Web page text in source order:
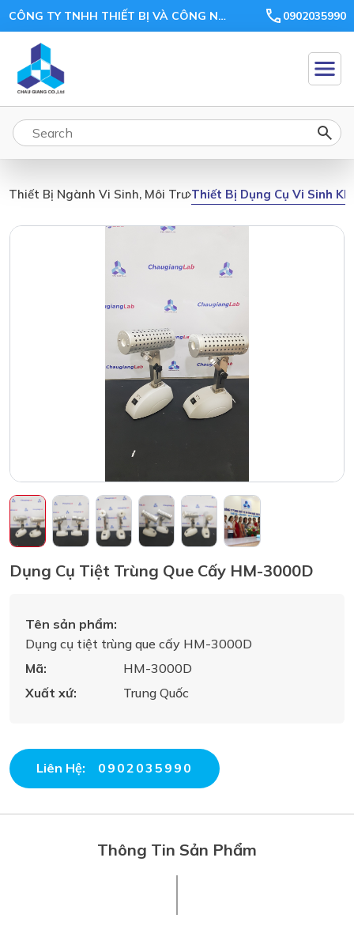
CÔNG TY TNHH THIẾT BỊ VÀ CÔNG NGHỆ CHÂU GIANG 0902035990
Thiết Bị Ngành Vi Sinh, Môi TrườngThiết Bị Dụng Cụ Vi Sinh
Dụng Cụ Tiệt Trùng Que Cấy HM-3000D
Tên sản phẩm:
Dụng cụ tiệt trùng que cấy HM-3000D
Mã:
HM-3000D
Xuất xứ:
Trung Quốc
Liên Hệ: 0902035990
Thông Tin Sản Phẩm